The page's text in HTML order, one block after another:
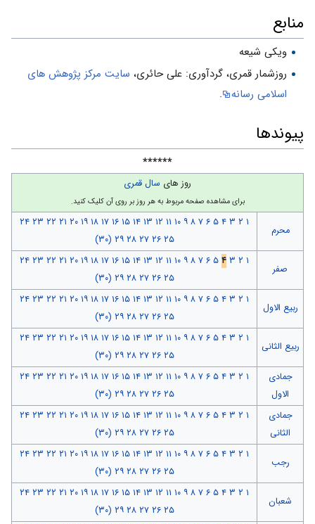
منابع
ویکی شیعه
روزشمار قمرى، گردآورى: على حائرى، سایت مرکز پژوهش هاى
اسلامى رسانه
.
پیوندها
******
روز های سال قمری
برای مشاهده صفحه مربوط به هر روز بر روی آن کلیک کنید.
محرم
۱ ۲ ۳ ۴ ۵ ۶ ۷ ۸ ۹ ۱۰ ۱۱ ۱۲ ۱۳ ۱۴ ۱۵ ۱۶ ۱۷ ۱۸ ۱۹ ۲۰ ۲۱ ۲۲ ۲۳ ۲۴
۲۵ ۲۶ ۲۷ ۲۸ ۲۹ (۳۰)
صفر
۱ ۲ ۳ ۴ ۵ ۶ ۷ ۸ ۹ ۱۰ ۱۱ ۱۲ ۱۳ ۱۴ ۱۵ ۱۶ ۱۷ ۱۸ ۱۹ ۲۰ ۲۱ ۲۲ ۲۳ ۲۴
۲۵ ۲۶ ۲۷ ۲۸ ۲۹ (۳۰)
ربیع الاول
۱ ۲ ۳ ۴ ۵ ۶ ۷ ۸ ۹ ۱۰ ۱۱ ۱۲ ۱۳ ۱۴ ۱۵ ۱۶ ۱۷ ۱۸ ۱۹ ۲۰ ۲۱ ۲۲ ۲۳ ۲۴
۲۵ ۲۶ ۲۷ ۲۸ ۲۹ (۳۰)
ربیع الثانی
۱ ۲ ۳ ۴ ۵ ۶ ۷ ۸ ۹ ۱۰ ۱۱ ۱۲ ۱۳ ۱۴ ۱۵ ۱۶ ۱۷ ۱۸ ۱۹ ۲۰ ۲۱ ۲۲ ۲۳ ۲۴
۲۵ ۲۶ ۲۷ ۲۸ ۲۹ (۳۰)
جمادی
الاول
۱ ۲ ۳ ۴ ۵ ۶ ۷ ۸ ۹ ۱۰ ۱۱ ۱۲ ۱۳ ۱۴ ۱۵ ۱۶ ۱۷ ۱۸ ۱۹ ۲۰ ۲۱ ۲۲ ۲۳ ۲۴
۲۵ ۲۶ ۲۷ ۲۸ ۲۹ (۳۰)
جمادی
الثانی
۱ ۲ ۳ ۴ ۵ ۶ ۷ ۸ ۹ ۱۰ ۱۱ ۱۲ ۱۳ ۱۴ ۱۵ ۱۶ ۱۷ ۱۸ ۱۹ ۲۰ ۲۱ ۲۲ ۲۳ ۲۴
۲۵ ۲۶ ۲۷ ۲۸ ۲۹ (۳۰)
رجب
۱ ۲ ۳ ۴ ۵ ۶ ۷ ۸ ۹ ۱۰ ۱۱ ۱۲ ۱۳ ۱۴ ۱۵ ۱۶ ۱۷ ۱۸ ۱۹ ۲۰ ۲۱ ۲۲ ۲۳ ۲۴
۲۵ ۲۶ ۲۷ ۲۸ ۲۹ (۳۰)
شعبان
۱ ۲ ۳ ۴ ۵ ۶ ۷ ۸ ۹ ۱۰ ۱۱ ۱۲ ۱۳ ۱۴ ۱۵ ۱۶ ۱۷ ۱۸ ۱۹ ۲۰ ۲۱ ۲۲ ۲۳ ۲۴
۲۵ ۲۶ ۲۷ ۲۸ ۲۹ (۳۰)